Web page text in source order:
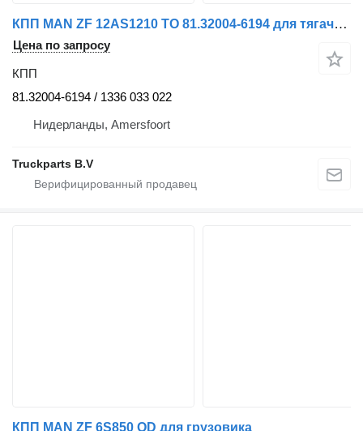
КПП MAN ZF 12AS1210 TO 81.32004-6194 для тягача MAN TGL/TGM
Цена по запросу
КПП
81.32004-6194 / 1336 033 022
Нидерланды, Amersfoort
Truckparts B.V
КПП MAN ZF 6S850 OD для грузовика